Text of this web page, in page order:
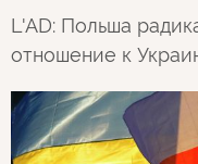
L'AD: Польша
отношение к